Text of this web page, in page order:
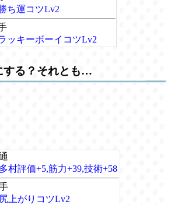
ち運コツLv2
ッキーボーイコツLv2
する？それとも…
村評価+5,筋力+39,技術+58
上がりコツLv2